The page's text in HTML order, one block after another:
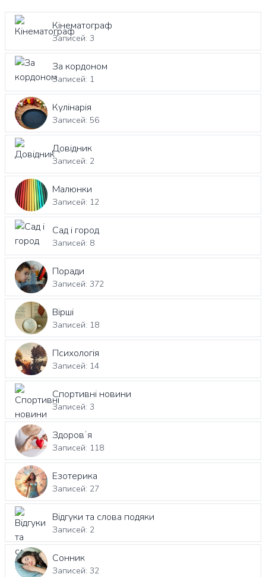
Кінематограф
Записей: 3
За кордоном
Записей: 1
Кулінарія
Записей: 56
Довідник
Записей: 2
Малюнки
Записей: 12
Сад і город
Записей: 8
Поради
Записей: 372
Вірші
Записей: 18
Психологія
Записей: 14
Спортивні новини
Записей: 3
Здоровʼя
Записей: 118
Езотерика
Записей: 27
Відгуки та слова подяки
Записей: 2
Сонник
Записей: 32